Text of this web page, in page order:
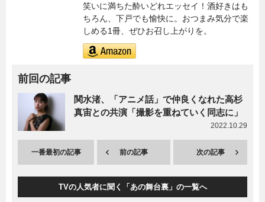
笑いに満ちた酔いどれエッセイ！酒好きはも
ちろん、下戸でも愉快に。おつまみ気分で楽
しめる1冊、ぜひお召し上がりを。
前回の記事
関水渚、「アニメ話」で仲良くなれた高杉
真宙との共演「撮影を重ねていく同志に」
2022.10.29
一番最初の記事 前の記事 次の記事
TVの人気者に聞く「あの舞台裏」の一覧へ